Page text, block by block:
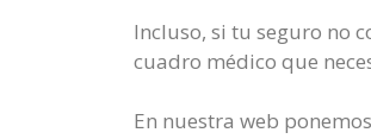
Incluso, si tu seguro no
cuadro médico que
En nuestra web